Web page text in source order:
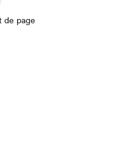
de page